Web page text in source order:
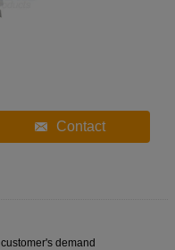
Contact
demand